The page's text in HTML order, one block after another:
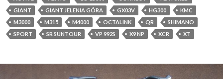
GIANT
GIANT JELENIA GÓRA GX03V HG300
KMC
M3000
M315 M4000 OCTALINK QR
SHIMANO
SPORT
SR SUNTOUR VP 992S X9 NP XCR XT